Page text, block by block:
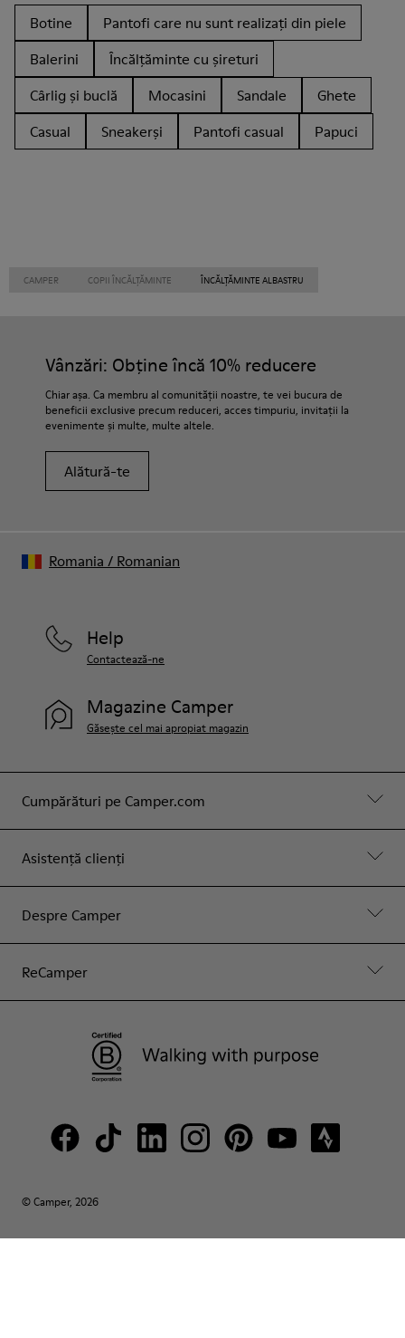
Botine
Pantofi care nu sunt realizați din piele
Balerini
Încălțăminte cu șireturi
Cârlig și buclă
Mocasini Sandale
Ghete
Casual
Sneakerși Pantofi casual Papuci
CAMPER COPII ÎNCĂLȚĂMINTE ÎNCĂLȚĂMINTE ALBASTRU
Vânzări: Obține încă 10% reducere
Chiar așa. Ca membru al comunității noastre, te vei bucura de
beneficii exclusive precum reduceri, acces timpuriu, invitații la
evenimente și multe, multe altele.
Alătură-te
Cumpărături pe Camper.com
Asistență clienți
Despre Camper
ReCamper
Help
Contactează-ne
Magazine Camper
Găsește cel mai apropiat magazin
© Camper, 2026
Romania / Romanian